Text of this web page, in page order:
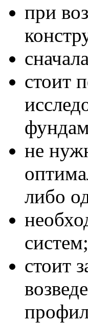
при
стоит
не
либо
систем;
стоит